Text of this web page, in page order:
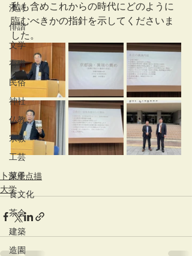
漢詩
俳諧
文学
有職
民俗
神社
仏教
宗教
工芸
菓子
食文化
茶会
建築
造園
私も含めこれからの時代にどのように
臨むべきかの指針を示してくださいま
した。
卜深庵点描
大学